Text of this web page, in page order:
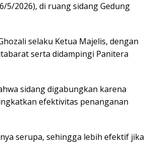
5/2026), di ruang sidang Gedung
selaku Ketua Majelis, dengan
serta didampingi Panitera
sidang digabungkan karena
efektivitas penanganan
serupa, sehingga lebih efektif jika